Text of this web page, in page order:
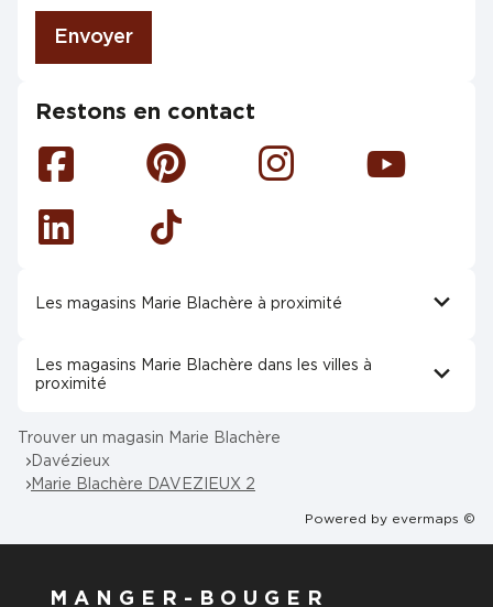
Envoyer
Restons en contact
Facebook Pinterest Instagram Youtube
Linkedin Tiktok
Les magasins Marie Blachère à proximité
Les magasins Marie Blachère dans les villes à
proximité
Trouver un magasin Marie Blachère
Davézieux
Marie Blachère DAVEZIEUX 2
Powered by evermaps ©
MANGER-BOUGER